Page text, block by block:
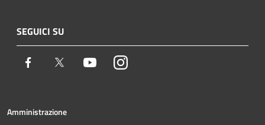
SEGUICI SU
Facebook Twitter YoutubeInstagram
Amministrazione